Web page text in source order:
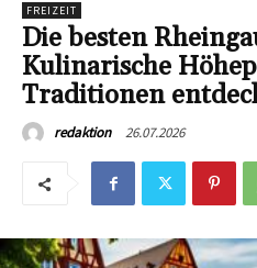
FREIZEIT
Die besten
Kulinarische
Traditionen
redaktion 26.07.2026